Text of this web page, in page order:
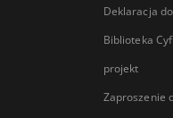
Deklaracja
Biblioteka
projekt
Zaproszenie